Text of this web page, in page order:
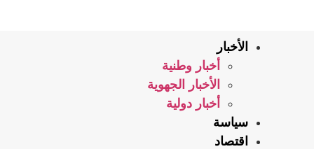
الأخبار
أخبار وطنية
الأخبار الجهوية
أخبار دولية
سياسة
اقتصاد